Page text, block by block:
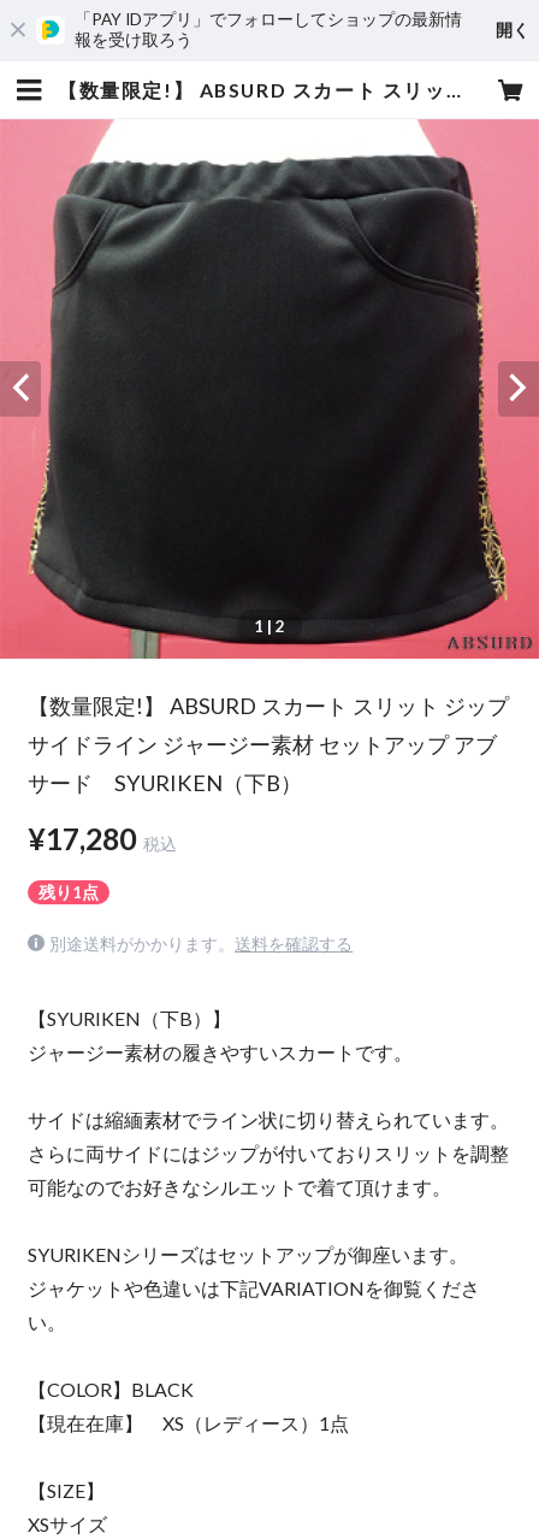
「PAY IDアプリ」でフォローしてショップの最新情
報を受け取ろう
開く
【数量限定!】 ABSURD スカート スリット ジップ サイドライン ジャージー素材 セットアップ アブサード SYURIKEN（下B） | absurd
1 | 2
【数量限定!】 ABSURD スカート スリット ジップ
サイドライン ジャージー素材 セットアップ アブ
サード SYURIKEN（下B）
¥17,280 税込
残り1点
別途送料がかかります。 送料を確認する
【SYURIKEN（下B）】
ジャージー素材の履きやすいスカートです。
サイドは縮緬素材でライン状に切り替えられています。
さらに両サイドにはジップが付いておりスリットを調整
可能なのでお好きなシルエットで着て頂けます。
SYURIKENシリーズはセットアップが御座います。
ジャケットや色違いは下記VARIATIONを御覧くださ
い。
【COLOR】BLACK
【現在在庫】 XS（レディース）1点
【SIZE】
XSサイズ